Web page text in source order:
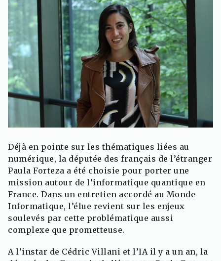
Déjà en pointe sur les thématiques liées au
numérique, la députée des français de l’étranger
Paula Forteza a été choisie pour porter une
mission autour de l’informatique quantique en
France. Dans un entretien accordé au Monde
Informatique, l’élue revient sur les enjeux
soulevés par cette problématique aussi
complexe que prometteuse.
A l’instar de Cédric Villani et l’IA il y a un an, la